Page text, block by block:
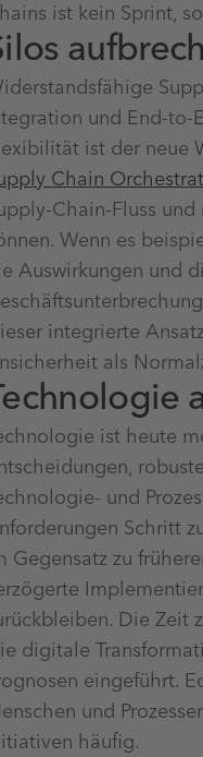
ist kein Sprint,
und End-to-
ist der neue
Chain
Chain-Fluss
Wenn es
Auswirkungen und
integrierte
als
ist heute
und
Schritt
Gegensatz zu
Die Zeit
digitale
eingeführt.
und
häufig.